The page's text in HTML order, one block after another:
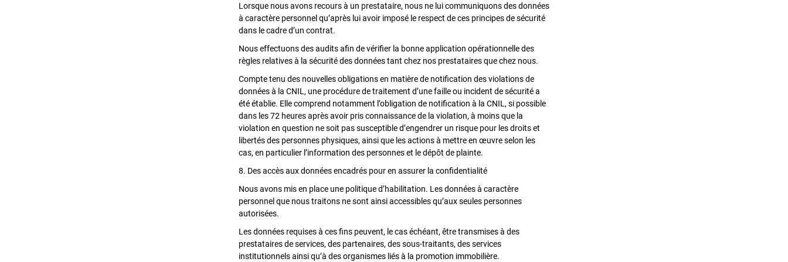
Lorsque nous avons recours à un prestataire, nous ne lui communiquons des données
à caractère personnel qu’après lui avoir imposé le respect de ces principes de sécurité
dans le cadre d’un contrat.
Nous effectuons des audits afin de vérifier la bonne application opérationnelle des
règles relatives à la sécurité des données tant chez nos prestataires que chez nous.
Compte tenu des nouvelles obligations en matière de notification des violations de
données à la CNIL, une procédure de traitement d’une faille ou incident de sécurité a
été établie. Elle comprend notamment l’obligation de notification à la CNIL, si possible
dans les 72 heures après avoir pris connaissance de la violation, à moins que la
violation en question ne soit pas susceptible d’engendrer un risque pour les droits et
libertés des personnes physiques, ainsi que les actions à mettre en œuvre selon les
cas, en particulier l’information des personnes et le dépôt de plainte.
8. Des accès aux données encadrés pour en assurer la confidentialité
Nous avons mis en place une politique d’habilitation. Les données à caractère
personnel que nous traitons ne sont ainsi accessibles qu’aux seules personnes
autorisées.
Les données requises à ces fins peuvent, le cas échéant, être transmises à des
prestataires de services, des partenaires, des sous-traitants, des services
institutionnels ainsi qu’à des organismes liés à la promotion immobilière.